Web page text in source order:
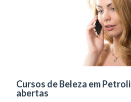
Cursos de Beleza em
abertas